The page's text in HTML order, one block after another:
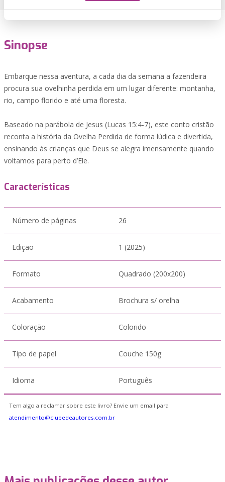
Sinopse
Embarque nessa aventura, a cada dia da semana a fazendeira
procura sua ovelhinha perdida em um lugar diferente: montanha,
rio, campo florido e até uma floresta.
Baseado na parábola de Jesus (Lucas 15:4-7), este conto cristão
reconta a história da Ovelha Perdida de forma lúdica e divertida,
ensinando às crianças que Deus se alegra imensamente quando
voltamos para perto d’Ele.
Características
Número de páginas 26
Edição 1 (2025)
Formato Quadrado (200x200)
Acabamento Brochura s/ orelha
Coloração Colorido
Tipo de papel Couche 150g
Idioma Português
Tem algo a reclamar sobre este livro? Envie um email para
atendimento@clubedeautores.com.br